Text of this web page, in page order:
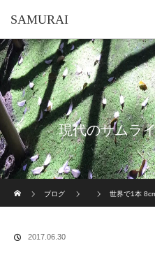
SAMURAI
現代のサムラ
ブログ
世界で1本
2017.06.30